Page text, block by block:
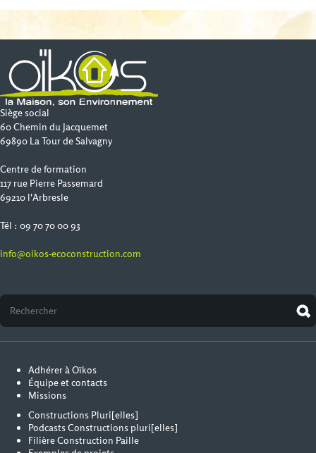
Siège social
60 Chemin du Jacquemet
69890 La Tour de Salvagny
Centre de formation
117 rue Pierre Passemard
69210 l'Arbresle
Tél : 09 70 70 00 93
info@oikos-ecoconstruction.com
Adhérer à Oïkos
Équipe et contacts
Missions
Constructions Pluri[elles]
Podcasts Constructions pluri[elles]
Filière Construction Paille